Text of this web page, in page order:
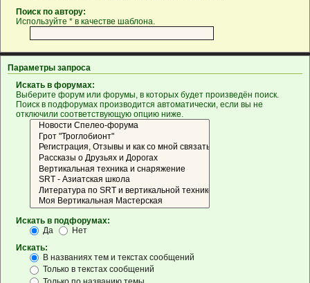
Поиск по автору:
Используйте * в качестве шаблона.
Параметры запроса
Искать в форумах:
Выберите форум или форумы, в которых будет произведён поиск.
Поиск в подфорумах производится автоматически, если вы не
отключили соответствующую опцию ниже.
Искать в подфорумах:
Да
Нет
Искать:
В названиях тем и текстах сообщений
Только в текстах сообщений